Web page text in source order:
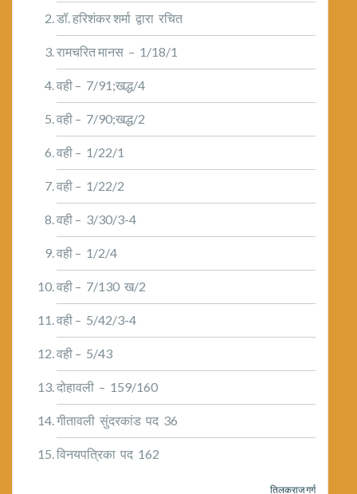
डॉ. हरिशंकर शर्मा द्वारा रचित
रामचरित मानस – 1/18/1
वही – 7/91;खद्ध/4
वही – 7/90;खद्ध/2
वही – 1/22/1
वही – 1/22/2
वही – 3/30/3-4
वही – 1/2/4
वही – 7/130 ख/2
वही – 5/42/3-4
वही – 5/43
दोहावली – 159/160
गीतावली सुंदरकांड पद 36
विनयपत्रिका पद 162
तिलकराज गर्ग